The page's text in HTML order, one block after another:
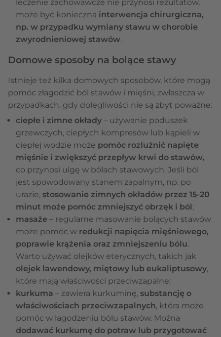
leczenie zachowawcze nie przynosi rezultatów,
może być konieczna interwencja chirurgiczna,
np. w przypadku wymiany stawu w chorobie
zwyrodnieniowej stawów.
Domowe sposoby na bolące stawy
Istnieje też kilka domowych sposobów, które mogą
pomóc złagodzić ból stawów i mięśni, zwłaszcza w
przypadkach, gdy dolegliwości nie są zbyt poważne:
ciepłe i zimne okłady – używanie poduszek
grzewczych, ciepłych kompresów lub kąpieli w
ciepłej wodzie może pomóc rozluźnić napięte
mięśnie i zwiększyć przepływ krwi do stawów,
co przynosi ulgę w bólach stawowych. Jeśli ból
jest spowodowany stanem zapalnym, np. po
urazie, stosowanie zimnych okładów przez 15-20
minut może pomóc zmniejszyć obrzęk i ból;
masaże – regularne masowanie bolących stawów
może pomóc w redukcji napięcia mięśniowego,
poprawie krążenia oraz zmniejszeniu bólu.
Warto używać olejków eterycznych, takich jak
olejek lawendowy, miętowy lub eukaliptusowy,
które mają właściwości przeciwzapalne;
kurkuma – zawiera kurkuminę, substancję o
właściwościach przeciwzapalnych, która może
pomóc w łagodzeniu bólu stawów. Można
dodawać kurkumę do potraw lub przygotować